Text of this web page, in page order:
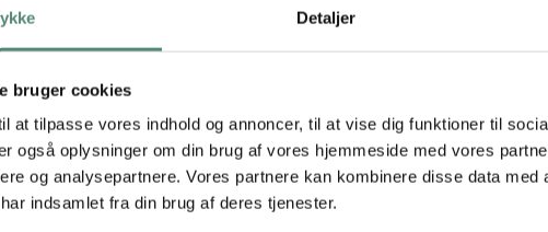
Detaljer
bruger cookies
at tilpasse vores indhold og annoncer, til at vise dig funktioner til
også oplysninger om din brug af vores hjemmeside med vores
og analysepartnere. Vores partnere kan kombinere disse data med
indsamlet fra din brug af deres tjenester.
– perfekt til både babyer og mindre børn. Motivet passer fint ind i
med fx Giraffe Aviator eller Giraffe on Wheels for et
29,7×42 cm, 42×59,4 cm, 50×70 cm